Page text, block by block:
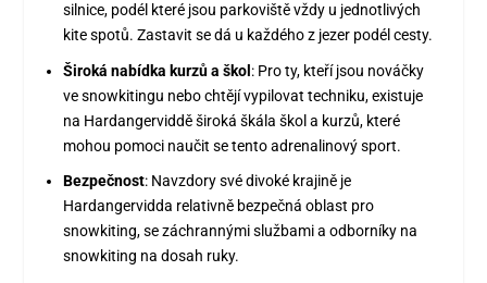
silnice, podél které jsou parkoviště vždy u jednotlivých
kite spotů. Zastavit se dá u každého z jezer podél cesty.
Široká nabídka kurzů a škol: Pro ty, kteří jsou nováčky
ve snowkitingu nebo chtějí vypilovat techniku, existuje
na Hardangerviddě široká škála škol a kurzů, které
mohou pomoci naučit se tento adrenalinový sport.
Bezpečnost: Navzdory své divoké krajině je
Hardangervidda relativně bezpečná oblast pro
snowkiting, se záchrannými službami a odborníky na
snowkiting na dosah ruky.